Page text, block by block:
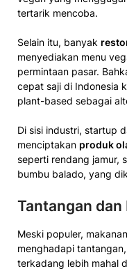
tertarik mencoba.
Selain itu, banyak
menyediakan menu
permintaan pasar.
cepat saji di Indonesia
plant-based sebagai
Di sisi industri, startup
menciptakan produk
seperti rendang jamur,
bumbu balado, yang
Tantangan dan
Meski populer,
menghadapi
terkadang lebih mahal